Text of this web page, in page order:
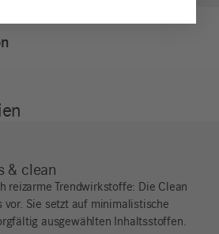
& clean
reizarme Trendwirkstoffe: Die Clean
vor. Sie setzt auf minimalistische
ausgewählten Inhaltsstoffen.